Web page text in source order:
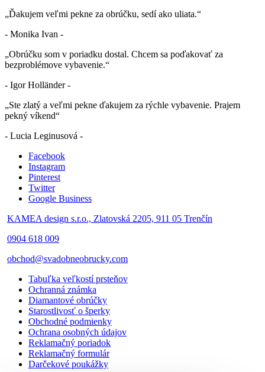
„Ďakujem veľmi pekne za obrúčku, sedí ako uliata.“
- Monika Ivan -
„Obrúčku som v poriadku dostal. Chcem sa poďakovať za
bezproblémove vybavenie.“
- Igor Holländer -
„Ste zlatý a veľmi pekne ďakujem za rýchle vybavenie. Prajem
pekný víkend“
- Lucia Leginusová -
Facebook
Instagram
Pinterest
Twitter
Google Business
KAMEA design s.r.o., Zlatovská 2205, 911 05 Trenčín
0904 618 009
obchod@svadobneobrucky.com
Tabuľka veľkostí prsteňov
Ochranná známka
Diamantové obrúčky
Starostlivosť o šperky
Obchodné podmienky
Ochrana osobných údajov
Reklamačný poriadok
Reklamačný formulár
Darčekové poukážky